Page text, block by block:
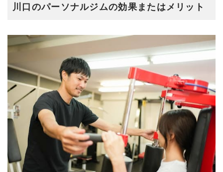
川口のパーソナルジムの効果またはメリット